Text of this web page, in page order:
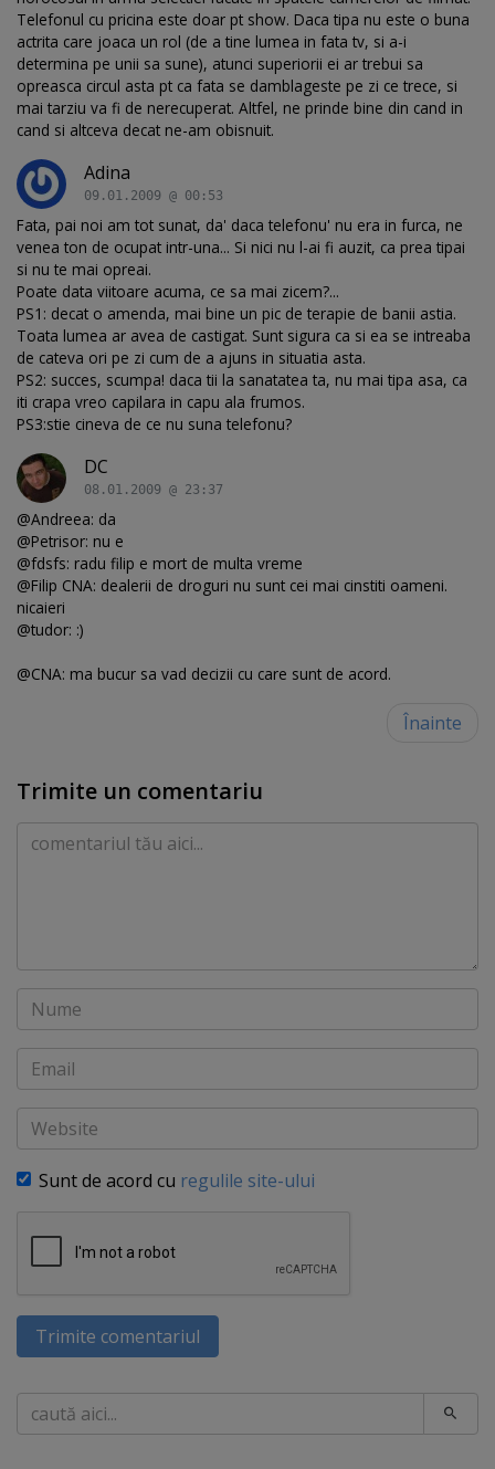
Telefonul cu pricina este doar pt show. Daca tipa nu este o buna
actrita care joaca un rol (de a tine lumea in fata tv, si a-i
determina pe unii sa sune), atunci superiorii ei ar trebui sa
opreasca circul asta pt ca fata se damblageste pe zi ce trece, si
mai tarziu va fi de nerecuperat. Altfel, ne prinde bine din cand in
cand si altceva decat ne-am obisnuit.
Adina
09.01.2009 @ 00:53
Fata, pai noi am tot sunat, da' daca telefonu' nu era in furca, ne
venea ton de ocupat intr-una... Si nici nu l-ai fi auzit, ca prea tipai
si nu te mai opreai.
Poate data viitoare acuma, ce sa mai zicem?...
PS1: decat o amenda, mai bine un pic de terapie de banii astia.
Toata lumea ar avea de castigat. Sunt sigura ca si ea se intreaba
de cateva ori pe zi cum de a ajuns in situatia asta.
PS2: succes, scumpa! daca tii la sanatatea ta, nu mai tipa asa, ca
iti crapa vreo capilara in capu ala frumos.
PS3:stie cineva de ce nu suna telefonu?
DC
08.01.2009 @ 23:37
@Andreea: da
@Petrisor: nu e
@fdsfs: radu filip e mort de multa vreme
@Filip CNA: dealerii de droguri nu sunt cei mai cinstiti oameni.
nicaieri
@tudor: :)
@CNA: ma bucur sa vad decizii cu care sunt de acord.
Înainte
Trimite un comentariu
Comentariu
Nume
Email
Website
Sunt de acord cu regulile site-ului
Trimite comentariul
Caută